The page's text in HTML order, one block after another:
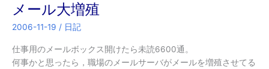
文
字
の
encoding
メール大増殖
2006-11-19 / 日記
仕事用のメールボックス開けたら未読6600通。
何事かと思ったら，職場のメールサーバがメールを増殖させてる